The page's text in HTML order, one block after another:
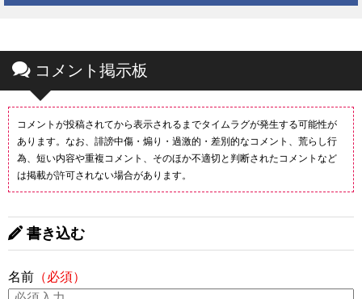
コメント掲示板
コメントが投稿されてから表示されるまでタイムラグが発生する可能性が
あります。なお、誹謗中傷・煽り・過激的・差別的なコメント、荒らし行
為、短い内容や重複コメント、そのほか不適切と判断されたコメントなど
は掲載が許可されない場合があります。
書き込む
名前 （必須）